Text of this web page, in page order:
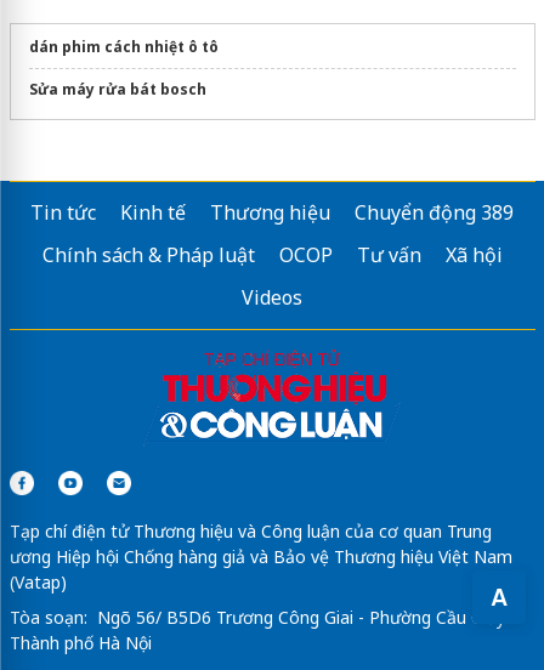
A
dán phim cách nhiệt ô tô
Sửa máy rửa bát bosch
Tin tức Kinh tế Thương hiệu
Chuyển động 389
Chính sách & Pháp luật
OCOP Tư vấn
Xã hội
Videos
Tạp chí điện tử Thương hiệu và Công luận của cơ quan Trung
ương Hiệp hội Chống hàng giả và Bảo vệ Thương hiệu Việt Nam
(Vatap)
Tòa soạn: Ngõ 56/ B5D6 Trương Công Giai - Phường Cầu Giấy -
Thành phố Hà Nội